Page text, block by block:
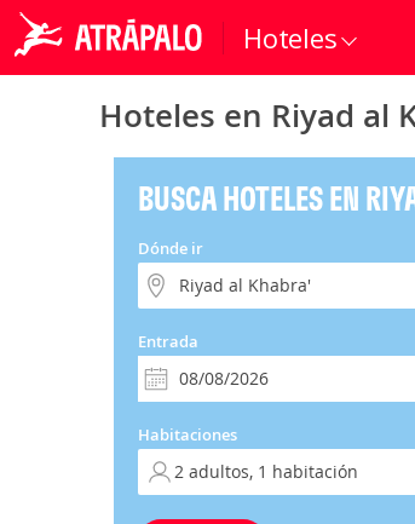
Hoteles
Hoteles en Riyad al
BUSCA HOTELES EN
Dónde ir
Entrada
Habitaciones